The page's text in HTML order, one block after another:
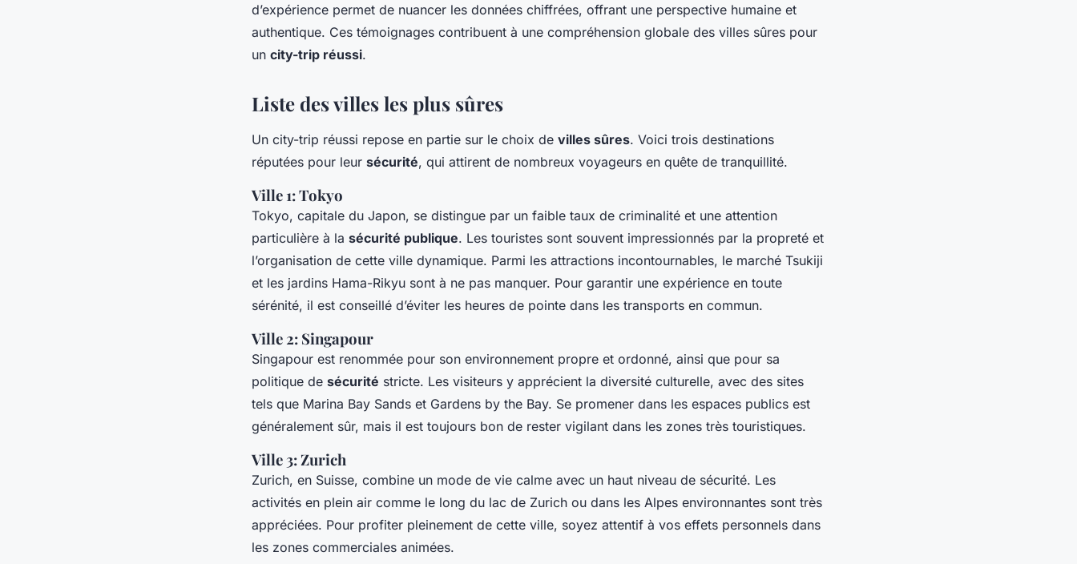
d’expérience permet de nuancer les données chiffrées, offrant une perspective humaine et
authentique. Ces témoignages contribuent à une compréhension globale des villes sûres pour
un city-trip réussi.
Liste des villes les plus sûres
Un city-trip réussi repose en partie sur le choix de villes sûres. Voici trois destinations
réputées pour leur sécurité, qui attirent de nombreux voyageurs en quête de tranquillité.
Ville 1: Tokyo
Tokyo, capitale du Japon, se distingue par un faible taux de criminalité et une attention
particulière à la sécurité publique. Les touristes sont souvent impressionnés par la propreté et
l’organisation de cette ville dynamique. Parmi les attractions incontournables, le marché Tsukiji
et les jardins Hama-Rikyu sont à ne pas manquer. Pour garantir une expérience en toute
sérénité, il est conseillé d’éviter les heures de pointe dans les transports en commun.
Ville 2: Singapour
Singapour est renommée pour son environnement propre et ordonné, ainsi que pour sa
politique de sécurité stricte. Les visiteurs y apprécient la diversité culturelle, avec des sites
tels que Marina Bay Sands et Gardens by the Bay. Se promener dans les espaces publics est
généralement sûr, mais il est toujours bon de rester vigilant dans les zones très touristiques.
Ville 3: Zurich
Zurich, en Suisse, combine un mode de vie calme avec un haut niveau de sécurité. Les
activités en plein air comme le long du lac de Zurich ou dans les Alpes environnantes sont très
appréciées. Pour profiter pleinement de cette ville, soyez attentif à vos effets personnels dans
les zones commerciales animées.